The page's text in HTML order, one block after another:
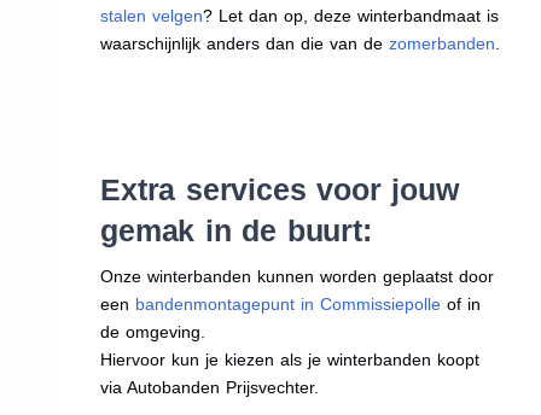
stalen velgen? Let dan op, deze winterbandmaat is
waarschijnlijk anders dan die van dezomerbanden
Extra services voor jouw
gemak in de buurt:
Onze winterbanden kunnen worden geplaatst door
een bandenmontagepunt in Commissiepolle of in
de omgeving.
Hiervoor kun je kiezen als je winterbanden koopt
via Autobanden Prijsvechter.